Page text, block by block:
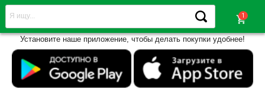
shopping_cart
Установите наше приложение, чтобы делать покупки удобнее!